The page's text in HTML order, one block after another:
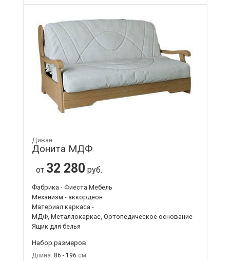
Диван
Донита МДФ
от 32 280 руб.
Фабрика - Фиеста Мебель
Механизм - аккордеон
Материал каркаса -
МДФ, Металлокаркас, Ортопедическое основание
Ящик для белья
Набор размеров
Длина: 86 - 196